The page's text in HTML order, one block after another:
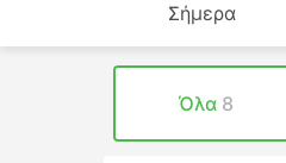
Σήμερα
Όλα 8